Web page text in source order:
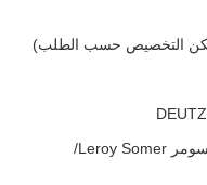
مولد التيار: ستامفورد Stamford/ليروي سومر Leroy Somer/